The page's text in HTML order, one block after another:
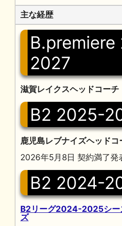
主な経歴
2027
滋賀レイクスヘッドコーチ
B2 2025-
鹿児島レブナイズヘッドコ
2026年5月8日 契約満了発
B2 2024-
B2リーグ2024-2025シー
ズ